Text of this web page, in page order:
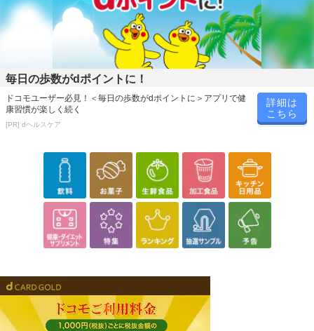
毎日の歩数がdポイントに！
ドコモユーザー必見！＜毎日の歩数がdポイントに＞アプリで健
康習慣が楽しく続く
[PR] dヘルスケア
詳細は
こちら